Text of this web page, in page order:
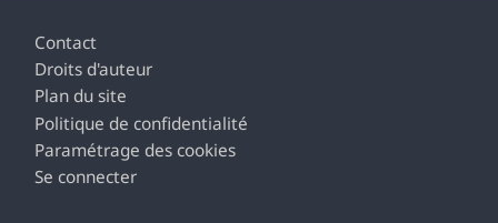
Pied de page
Contact
Droits d'auteur
Plan du site
Politique de confidentialité
Paramétrage des cookies
Se connecter